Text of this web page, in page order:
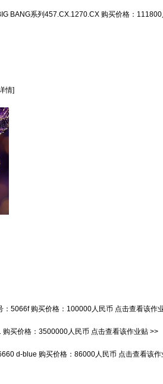
BANG系列457.CX.1270.CX 购买价格： 111800
情]
： 5066f 购买价格： 100000人民币 点击查看该作
购买价格： 3500000人民币 点击查看该作业贴 >>
d-blue 购买价格： 86000人民币 点击查看该作